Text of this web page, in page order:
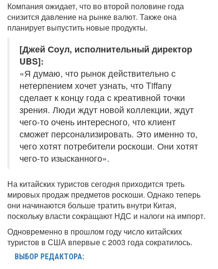
Компания ожидает, что во второй половине года
снизится давление на рынке валют. Также она
планирует выпустить новые продукты.
[Джей Соул, исполнительный директор
UBS]:
«Я думаю, что рынок действительно с
нетерпением хочет узнать, что Tiffany
сделает к концу года с креативной точки
зрения. Люди ждут новой коллекции, ждут
чего-то очень интересного, что клиент
сможет персонализировать. Это именно то,
чего хотят потребители роскоши. Они хотят
чего-то изысканного».
На китайских туристов сегодня приходится треть
мировых продаж предметов роскоши. Однако теперь
они начинаются больше тратить внутри Китая,
поскольку власти сокращают НДС и налоги на импорт.
Одновременно в прошлом году число китайских
туристов в США впервые с 2003 года сократилось.
ВЫБОР РЕДАКТОРА: